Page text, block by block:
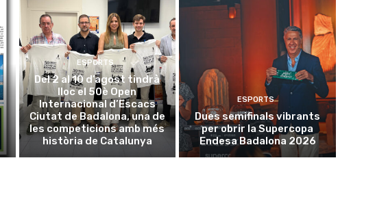
ESPORTS
Del 2 al 10 d’agost tindrà
lloc el 50è Open
Internacional d’Escacs
Ciutat de Badalona, una de
les competicions amb més
història de Catalunya
ESPORTS
Dues semifinals vibrants
per obrir la Supercopa
Endesa Badalona 2026